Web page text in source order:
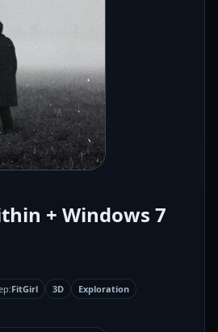
+ Windows 7
FitGirl 3D
Exploration